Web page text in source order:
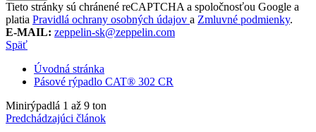
Tieto stránky sú chránené reCAPTCHA a spoločnosťou Google a
platia Pravidlá ochrany osobných údajov a Zmluvné podmienky.
E-MAIL: zeppelin-sk@zeppelin.com
Späť
Úvodná stránka
Pásové rýpadlo CAT® 302 CR
Minirýpadlá 1 až 9 ton
Predchádzajúci článok